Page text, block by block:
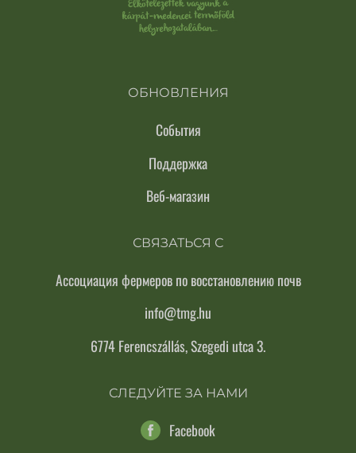
ОБНОВЛЕНИЯ
События
Поддержка
Веб-магазин
СВЯЗАТЬСЯ С
Ассоциация фермеров по восстановлению почв
info@tmg.hu
6774 Ferencszállás, Szegedi utca 3.
СЛЕДУЙТЕ ЗА НАМИ
Facebook